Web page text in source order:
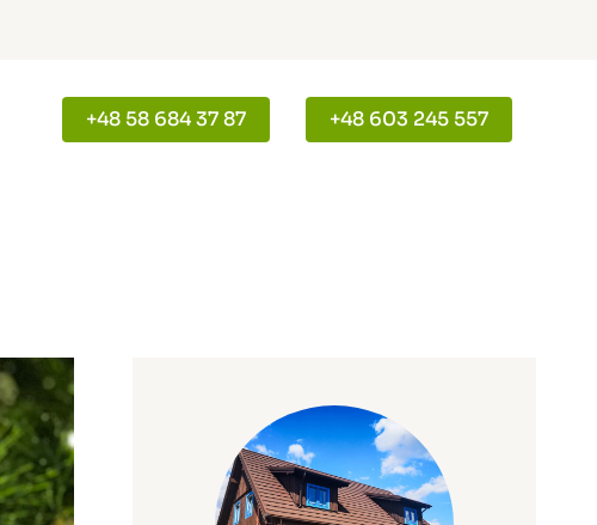
+48 58 684 37 87 +48 603 245 557